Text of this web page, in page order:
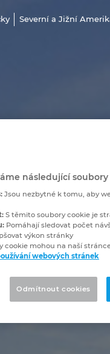
Severní a Jižní
následující soubory
Jsou nezbytné k tomu, aby
S těmito soubory cookie je
Pomáhají sledovat počet
výkon stránky
cookie mohou na naší
webových stránek
Odmítnout cookies